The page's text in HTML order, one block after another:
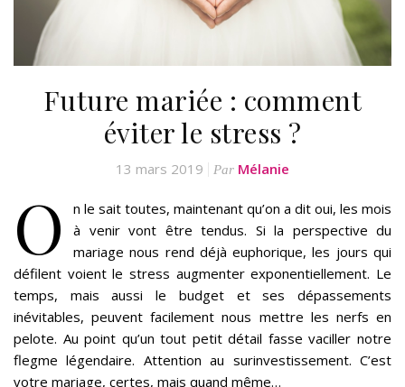
Future mariée : comment
éviter le stress ?
13 mars 2019 Par Mélanie
O
n le sait toutes, maintenant qu’on a dit oui, les mois
à venir vont être tendus. Si la perspective du
mariage nous rend déjà euphorique, les jours qui
défilent voient le stress augmenter exponentiellement. Le
temps, mais aussi le budget et ses dépassements
inévitables, peuvent facilement nous mettre les nerfs en
pelote. Au point qu’un tout petit détail fasse vaciller notre
flegme légendaire. Attention au surinvestissement. C’est
votre mariage, certes, mais quand même…